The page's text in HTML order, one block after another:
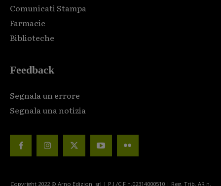
Comunicati Stampa
Farmacie
Biblioteche
Feedback
Segnala un errore
Segnala una notizia
Copyright 2022 © Arno Edizioni srl | P.I./C.F n.02314000510 | Reg. Trib. AR n.